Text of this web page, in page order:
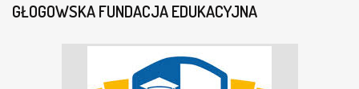
GŁOGOWSKA FUNDACJA EDUKACYJNA